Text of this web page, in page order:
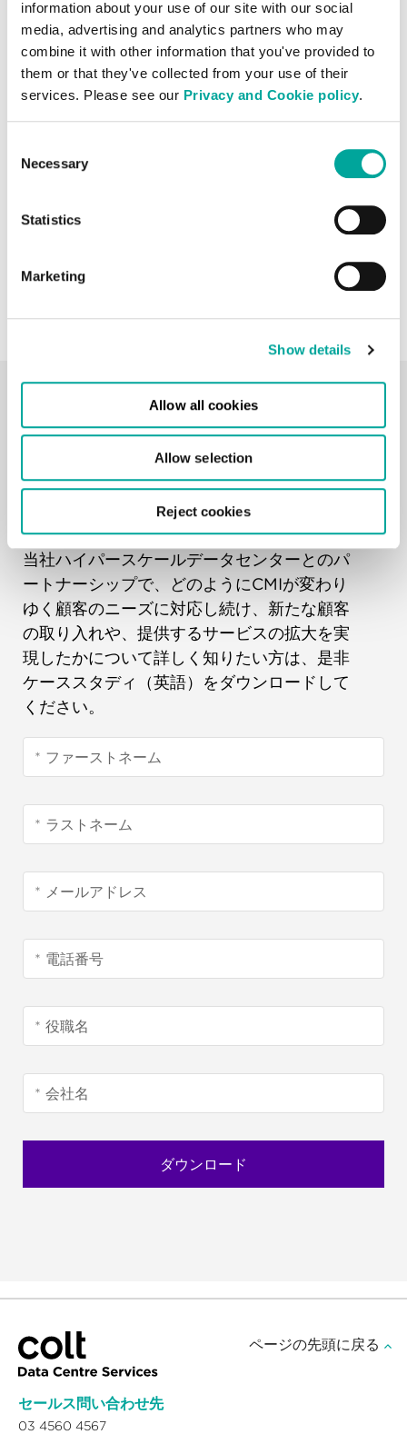
information about your use of our site with our social
media, advertising and analytics partners who may
combine it with other information that you've provided to
them or that they've collected from your use of their
services. Please see our Privacy and Cookie policy.
Selection
Necessary
Statistics
Marketing
Show details
Allow all cookies
Allow selection
Reject cookies
そ、Colt DCSをとても貴重なビジネスパー
トナーだと考えています。Colt DCSからの
協力を得ることで、インフラストラクチャー
や電力容量、リソースを確保できます。その
為、事業を展開する地域やマーケットに関わ
ると確信しております。」
ビリー・ワン氏 - チャイナ・モバイル・イン
ターナショナル、ソリューションマネージャ
チャイナ・モバイル・イン
ターナショナル（CMI）ケー
ススタディ（英語）
当社ハイパースケールデータセンターとのパ
ートナーシップで、どのようにCMIが変わり
ゆく顧客のニーズに対応し続け、新たな顧客
の取り入れや、提供するサービスの拡大を実
現したかについて詳しく知りたい方は、是非
ケーススタディ（英語）をダウンロードして
ください。
セールス問い合わせ先
03 4560 4567
ページの先頭に戻る